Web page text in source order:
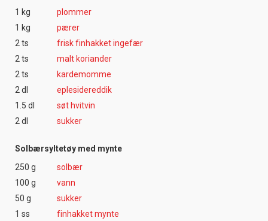
1 kg
plommer
1 kg
pærer
2 ts
frisk finhakket ingefær
2 ts
malt koriander
2 ts
kardemomme
2 dl
eplesidereddik
1.5 dl
søt hvitvin
2 dl
sukker
Solbærsyltetøy med mynte
250 g
solbær
100 g
vann
50 g
sukker
1 ss
finhakket mynte